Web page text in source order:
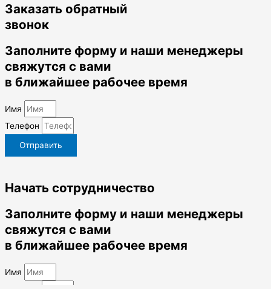
Заказать обратный
звонок
Заполните форму и наши менеджеры
свяжутся с вами
в ближайшее рабочее время
Имя
Телефон
Отправить
Начать сотрудничество
Заполните форму и наши менеджеры
свяжутся с вами
в ближайшее рабочее время
Имя